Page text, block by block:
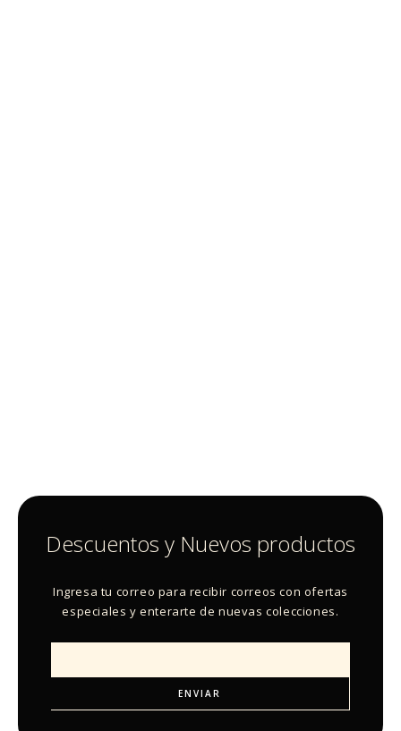
Descuentos y Nuevos productos
Ingresa tu correo para recibir correos con ofertas
especiales y enterarte de nuevas colecciones.